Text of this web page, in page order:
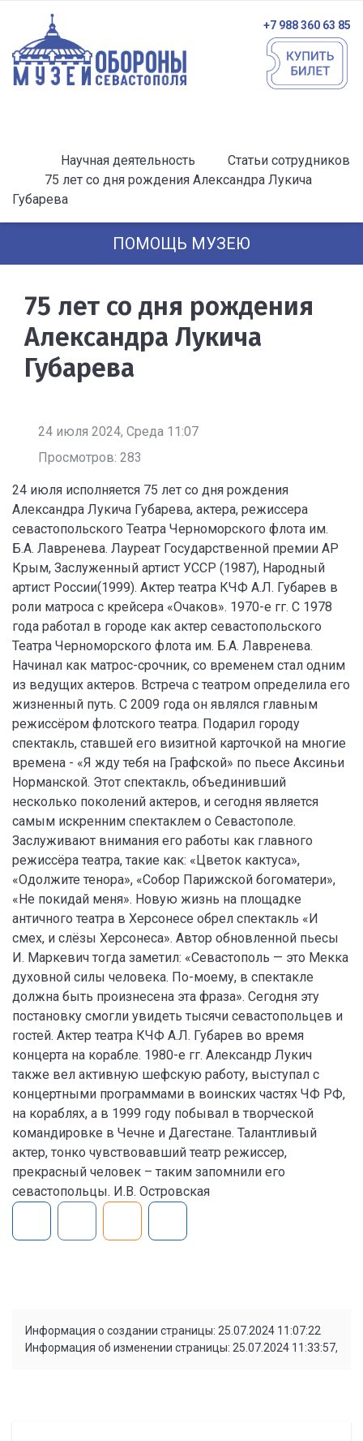
+7 988 360 63 85
Научная деятельность
Статьи сотрудников
75 лет со дня рождения Александра Лукича
Губарева
ПОМОЩЬ МУЗЕЮ
75 лет со дня рождения
Александра Лукича
Губарева
24 июля 2024, Среда 11:07
Просмотров: 283
24 июля исполняется 75 лет со дня рождения
Александра Лукича Губарева, актера, режиссера
севастопольского Театра Черноморского флота им.
Б.А. Лавренева. Лауреат Государственной премии АР
Крым, Заслуженный артист УССР (1987), Народный
артист России(1999). Актер театра КЧФ А.Л. Губарев в
роли матроса с крейсера «Очаков». 1970-е гг. С 1978
года работал в городе как актер севастопольского
Театра Черноморского флота им. Б.А. Лавренева.
Начинал как матрос-срочник, со временем стал одним
из ведущих актеров. Встреча с театром определила его
жизненный путь. С 2009 года он являлся главным
режиссёром флотского театра. Подарил городу
спектакль, ставшей его визитной карточкой на многие
времена - «Я жду тебя на Графской» по пьесе Аксиньи
Норманской. Этот спектакль, объединивший
несколько поколений актеров, и сегодня является
самым искренним спектаклем о Севастополе.
Заслуживают внимания его работы как главного
режиссёра театра, такие как: «Цветок кактуса»,
«Одолжите тенора», «Собор Парижской богоматери»,
«Не покидай меня». Новую жизнь на площадке
античного театра в Херсонесе обрел спектакль «И
смех, и слёзы Херсонеса». Автор обновленной пьесы
И. Маркевич тогда заметил: «Севастополь — это Мекка
духовной силы человека. По-моему, в спектакле
должна быть произнесена эта фраза». Сегодня эту
постановку смогли увидеть тысячи севастопольцев и
гостей. Актер театра КЧФ А.Л. Губарев во время
концерта на корабле. 1980-е гг. Александр Лукич
также вел активную шефскую работу, выступал с
концертными программами в воинских частях ЧФ РФ,
на кораблях, а в 1999 году побывал в творческой
командировке в Чечне и Дагестане. Талантливый
актер, тонко чувствовавший театр режиссер,
прекрасный человек – таким запомнили его
севастопольцы. И.В. Островская
Информация о создании страницы: 25.07.2024 11:07:22
Информация об изменении страницы: 25.07.2024 11:33:57,